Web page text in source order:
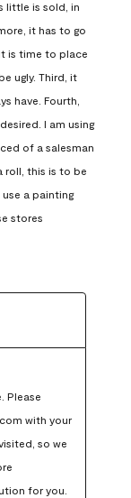
little is sold, in
it has to go
is time to place
ugly. Third, it
have. Fourth,
I am using
of a salesman
roll, this is to be
a painting
stores
Please
with your
so we
for you.